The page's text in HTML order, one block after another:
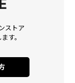
ストア
す。